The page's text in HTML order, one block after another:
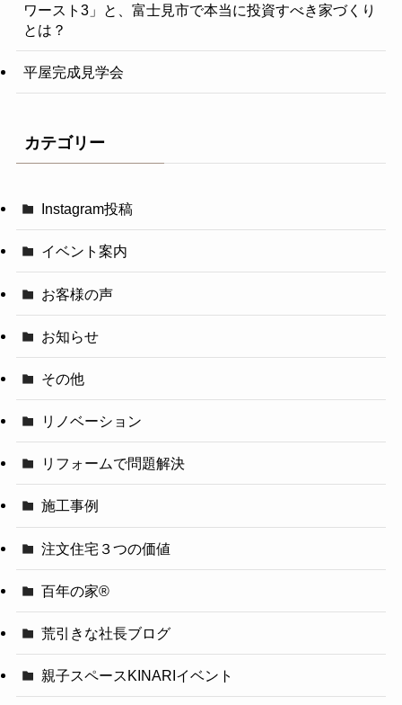
ワースト3」と、富士見市で本当に投資すべき家づくり
とは？
平屋完成見学会
カテゴリー
Instagram投稿
イベント案内
お客様の声
お知らせ
その他
リノベーション
リフォームで問題解決
施工事例
注文住宅３つの価値
百年の家®️
荒引きな社長ブログ
親子スペースKINARIイベント